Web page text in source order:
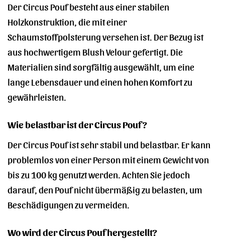
Der Circus Pouf besteht aus einer stabilen
Holzkonstruktion, die mit einer
Schaumstoffpolsterung versehen ist. Der Bezug ist
aus hochwertigem Blush Velour gefertigt. Die
Materialien sind sorgfältig ausgewählt, um eine
lange Lebensdauer und einen hohen Komfort zu
gewährleisten.
Wie belastbar ist der Circus Pouf?
Der Circus Pouf ist sehr stabil und belastbar. Er kann
problemlos von einer Person mit einem Gewicht von
bis zu 100 kg genutzt werden. Achten Sie jedoch
darauf, den Pouf nicht übermäßig zu belasten, um
Beschädigungen zu vermeiden.
Wo wird der Circus Pouf hergestellt?